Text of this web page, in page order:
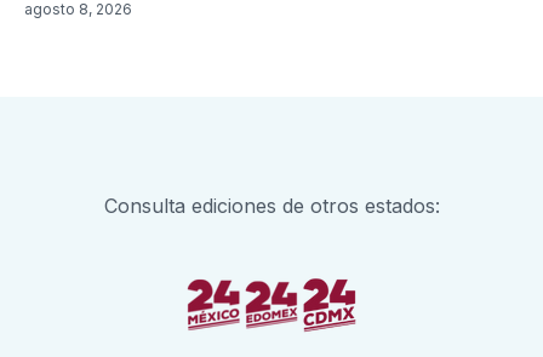
agosto 8, 2026
Consulta ediciones de otros estados: